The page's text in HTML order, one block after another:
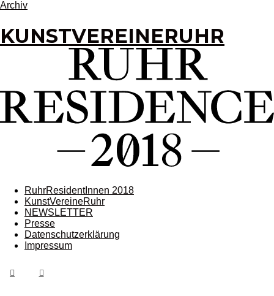
Archiv
KUNSTVEREINERUHR
RuhrResidentInnen 2018
KunstVereineRuhr
NEWSLETTER
Presse
Datenschutzerklärung
Impressum